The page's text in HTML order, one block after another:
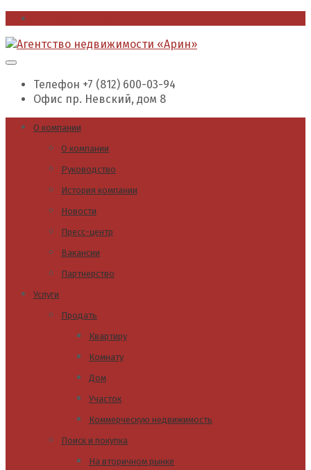
Телефон +7 (812) 600-03-94
Офис пр. Невский, дом 8
О компании
О компании
Руководство
История компании
Новости
Пресс-центр
Вакансии
Партнерство
Услуги
Продать
Квартиру
Комнату
Дом
Участок
Коммерческую недвижимость
Поиск и покупка
На вторичном рынке